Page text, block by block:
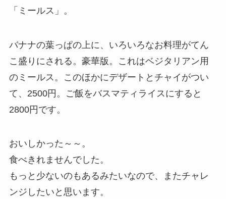
「ミールス」。
バナナの葉っぱの上に、いろいろなお料理がてん
こ盛りにされる。豪華版。これはベジタリアン用
のミールス。このほかにデザートとチャイがつい
て、2500円。ご飯をバスマティライスにすると
2800円です。
おいしかった～～。
食べきれませんでした。
もっと少ないのもあるみたいなので、またチャレ
ンジしたいと思います。